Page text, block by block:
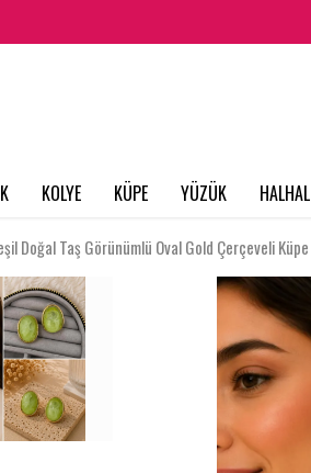
KOLYE KÜPE YÜZÜK HALHAL
Doğal Taş Görünümlü Oval Gold Çerçeveli Küpe